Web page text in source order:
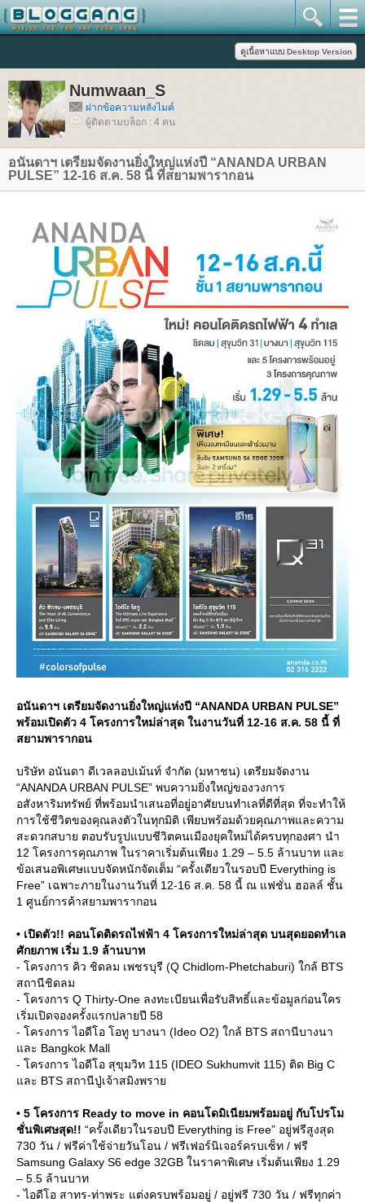
Numwaan_S
ฝากข้อความหลังไมค์
ผู้ติดตามบล็อก : 4 คน
อนันดาฯ เตรียมจัดงานยิ่งใหญ่แห่งปี “ANANDA URBAN
PULSE” 12-16 ส.ค. 58 นี้ ที่สยามพารากอน
อนันดาฯ เตรียมจัดงานยิ่งใหญ่แห่งปี “ANANDA URBAN PULSE”
พร้อมเปิดตัว 4 โครงการใหม่ล่าสุด ในงานวันที่ 12-16 ส.ค. 58 นี้ ที่
สยามพารากอน
บริษัท อนันดา ดีเวลลอปเม้นท์ จำกัด (มหาชน) เตรียมจัดงาน
“ANANDA URBAN PULSE” พบความยิ่งใหญ่ของวงการ
อสังหาริมทรัพย์ ที่พร้อมนำเสนอที่อยู่อาศัยบนทำเลที่ดีที่สุด ที่จะทำให้
การใช้ชีวิตของคุณลงตัวในทุกมิติ เพียบพร้อมด้วยคุณภาพและความ
สะดวกสบาย ตอบรับรูปแบบชีวิตคนเมืองยุคใหม่ได้ครบทุกองศา นำ
12 โครงการคุณภาพ ในราคาเริ่มต้นเพียง 1.29 – 5.5 ล้านบาท และ
ข้อเสนอพิเศษแบบจัดหนักจัดเต็ม “ครั้งเดียวในรอบปี Everything is
Free” เฉพาะภายในงานวันที่ 12-16 ส.ค. 58 นี้ ณ แฟชั่น ฮอลล์ ชั้น
1 ศูนย์การค้าสยามพารากอน
• เปิดตัว!! คอนโดติดรถไฟฟ้า 4 โครงการใหม่ล่าสุด บนสุดยอดทำเล
ศักยภาพ เริ่ม 1.9 ล้านบาท
- โครงการ คิว ชิดลม เพชรบุรี (Q Chidlom-Phetchaburi) ใกล้ BTS
สถานีชิดลม
- โครงการ Q Thirty-One ลงทะเบียนเพื่อรับสิทธิ์และข้อมูลก่อนใคร
เริ่มเปิดจองครั้งแรกปลายปี 58
- โครงการ ไอดีโอ โอทู บางนา (Ideo O2) ใกล้ BTS สถานีบางนา
ละ Bangkok Mall
- โครงการ ไอดีโอ สุขุมวิท 115 (IDEO Sukhumvit 115) ติด Big C
ละ BTS สถานีปู่เจ้าสมิงพรา
• 5 โครงการ Ready to move in คอนโดมิเนียมพร้อมอยู่ กับโปรโม
ชั่นพิเศษสุด!! “ครั้งเดียวในรอบปี Everything is Free” อยู่ฟรีสูงสุด
730 วัน / ฟรีค่าใช้จ่ายวันโอน / ฟรีเฟอร์นิเจอร์ครบเซ็ท / ฟรี
Samsung Galaxy S6 edge 32GB ในราคาพิเศษ เริ่มต้นเพียง 1.29
– 5.5 ล้านบาท
- ไอดีโอ สาทร-ท่าพระ แต่งครบพร้อมอยู่ / อยู่ฟรี 730 วัน / ฟรีทุกค่า